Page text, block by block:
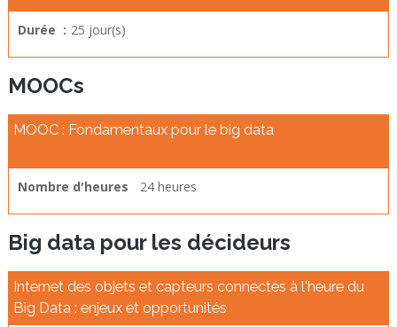
Durée : 25 jour(s)
MOOCs
MOOC : Fondamentaux pour le big data
Nombre d'heures 24 heures
Big data pour les décideurs
Internet des objets et capteurs connectés à l'heure du
Big Data : enjeux et opportunités